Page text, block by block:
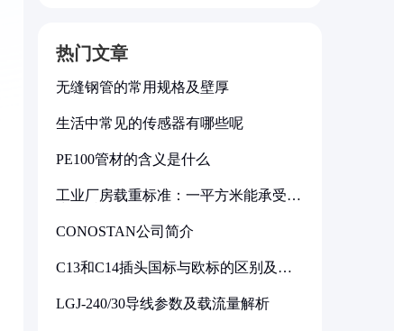
热门文章
无缝钢管的常用规格及壁厚
生活中常见的传感器有哪些呢
PE100管材的含义是什么
工业厂房载重标准：一平方米能承受多
CONOSTAN公司简介
C13和C14插头国标与欧标的区别及其
LGJ-240/30导线参数及载流量解析